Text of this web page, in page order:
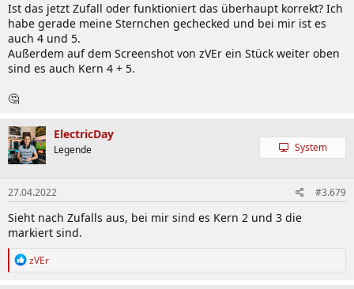
Ist das jetzt Zufall oder funktioniert das überhaupt korrekt? Ich
habe gerade meine Sternchen gechecked und bei mir ist es
auch 4 und 5.
Außerdem auf dem Screenshot von zVEr ein Stück weiter oben
sind es auch Kern 4 + 5.
🤔
ElectricDay
Legende System
27.04.2022 #3.679
Sieht nach Zufalls aus, bei mir sind es Kern 2 und 3 die
markiert sind.
R
zVEr